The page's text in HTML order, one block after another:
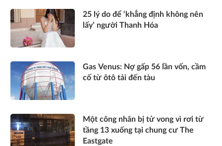
25 lý do để ‘khẳng định không nên
lấy’ người Thanh Hóa
Gas Venus: Nợ gấp 56 lần vốn, cầm
cố từ ôtô tải đến tàu
Một công nhân bị tử vong vì rơi từ
tầng 13 xuống tại chung cư The
Eastgate